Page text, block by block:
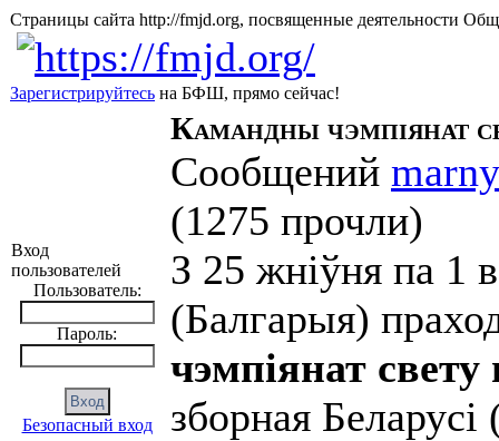
Страницы сайта http://fmjd.org, посвященные
Зарегистрируйтесь на БФШ, прямо сейчас!
Вход
пользователей
Пользователь:
Пароль:
Безопасный вход
Камандны чэмпіянат
Сообщений marny
(1275 прочли)
З 25 жніўня па 1
(Балгарыя)
чэмпіянат
зборная